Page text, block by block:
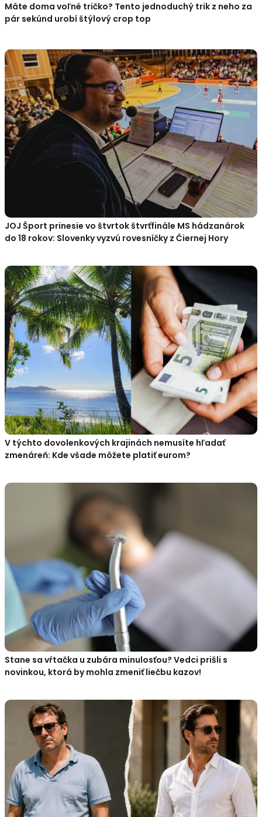
Máte doma voľné tričko? Tento jednoduchý trik z neho za
pár sekúnd urobí štýlový crop top
JOJ Šport prinesie vo štvrtok štvrťfinále MS hádzanárok
do 18 rokov: Slovenky vyzvú rovesníčky z Čiernej Hory
V týchto dovolenkových krajinách nemusíte hľadať
zmenáreň: Kde všade môžete platiť eurom?
Stane sa vŕtačka u zubára minulosťou? Vedci prišli s
novinkou, ktorá by mohla zmeniť liečbu kazov!